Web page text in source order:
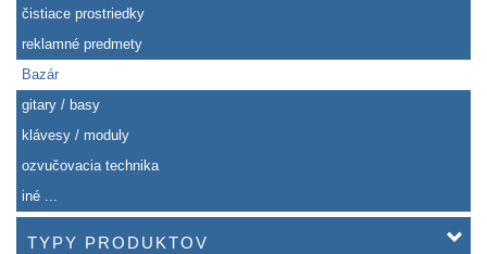
čistiace prostriedky
reklamné predmety
Bazár
gitary / basy
klávesy / moduly
ozvučovacia technika
iné ...
TYPY PRODUKTOV